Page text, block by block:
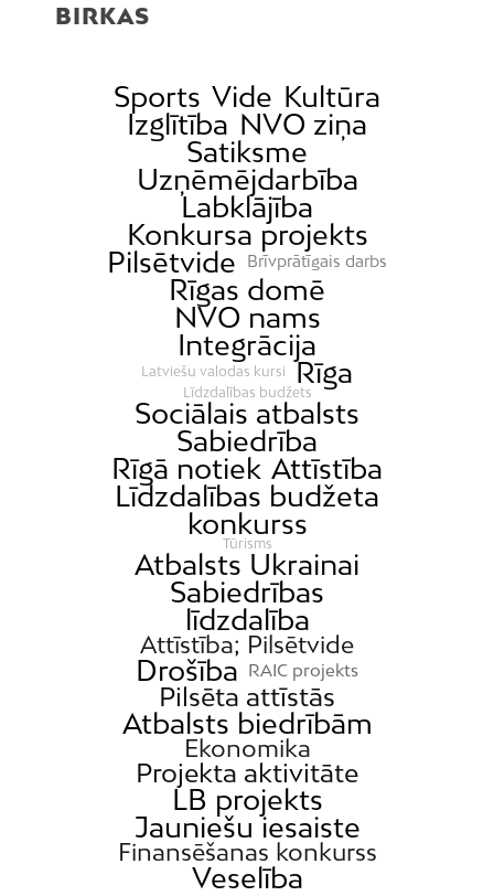
BIRKAS
Sports Vide Kultūra
Izglītība NVO ziņa
Satiksme
Uzņēmējdarbība
Labklājība
Konkursa projekts
Pilsētvide
Brīvprātīgais darbs
Rīgas domē
NVO nams
Integrācija
Latviešu valodas kursi Rīga
Līdzdalības budžets
Sociālais atbalsts
Sabiedrība
Rīgā notiek Attīstība
Līdzdalības budžeta
konkurss
Tūrisms
Atbalsts Ukrainai
Sabiedrības
līdzdalība
Attīstība; Pilsētvide
Drošība RAIC projekts
Pilsēta attīstās
Atbalsts biedrībām
Ekonomika
Projekta aktivitāte
LB projekts
Jauniešu iesaiste
Finansēšanas konkurss
Veselība